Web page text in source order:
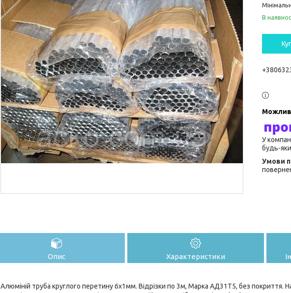
В
У
будь-
Опис Характеристики
Алюміній труба круглого перетину 6х1мм. Відрізки по 3м, Марка АД31Т5, без покриття.